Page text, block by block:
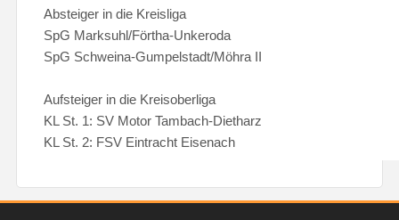
Absteiger in die Kreisliga
SpG Marksuhl/Förtha-Unkeroda
SpG Schweina-Gumpelstadt/Möhra II
Aufsteiger in die Kreisoberliga
KL St. 1: SV Motor Tambach-Dietharz
KL St. 2: FSV Eintracht Eisenach